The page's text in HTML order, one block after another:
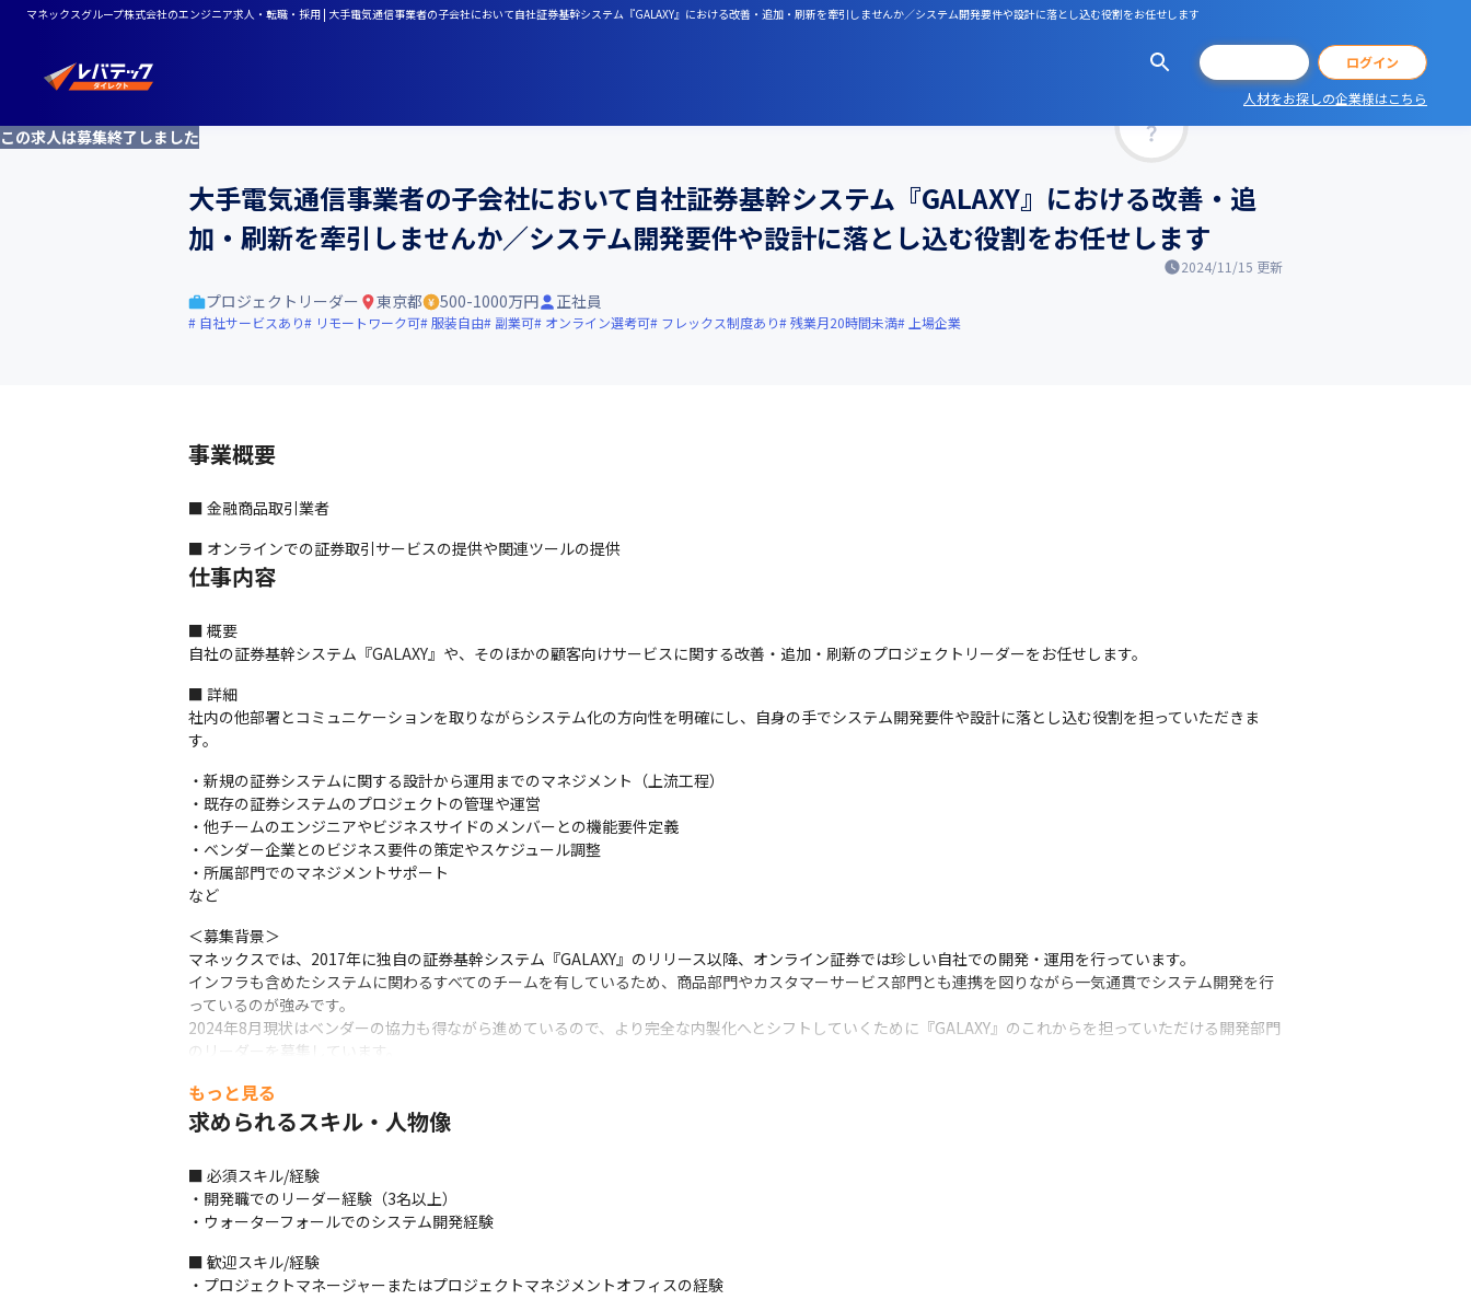
マネックスグループ株式会社のエンジニア求人・転職・採用 | 大手電気通信事業者の子会社において自社証券基幹システム『GALAXY』における改善・追加・刷新を牽引しませんか／システム開発要件や設計に落とし込む役割をお任せします
ログイン
人材をお探しの企業様はこちら
この求人は募集終了しました
大手電気通信事業者の子会社において自社証券基幹システム『GALAXY』における改善・追
加・刷新を牽引しませんか／システム開発要件や設計に落とし込む役割をお任せします
2024/11/15 更新
プロジェクトリーダー 東京都 500-1000万円 正社員
自社サービスあり リモートワーク可 服装自由 副業可 オンライン選考可 フレックス制度あり 残業月20時間未満 上場企業
事業概要
■ 金融商品取引業者
■ オンラインでの証券取引サービスの提供や関連ツールの提供
仕事内容
■ 概要
自社の証券基幹システム『GALAXY』や、そのほかの顧客向けサービスに関する改善・追加・刷新のプロジェクトリーダーをお任せします。
■ 詳細
社内の他部署とコミュニケーションを取りながらシステム化の方向性を明確にし、自身の手でシステム開発要件や設計に落とし込む役割を担っていただきま
す。
・新規の証券システムに関する設計から運用までのマネジメント（上流工程）
・既存の証券システムのプロジェクトの管理や運営
・他チームのエンジニアやビジネスサイドのメンバーとの機能要件定義
・ベンダー企業とのビジネス要件の策定やスケジュール調整
・所属部門でのマネジメントサポート
など
＜募集背景＞
マネックスでは、2017年に独自の証券基幹システム『GALAXY』のリリース以降、オンライン証券では珍しい自社での開発・運用を行っています。
インフラも含めたシステムに関わるすべてのチームを有しているため、商品部門やカスタマーサービス部門とも連携を図りながら一気通貫でシステム開発を行
っているのが強みです。
2024年8月現状はベンダーの協力も得ながら進めているので、より完全な内製化へとシフトしていくために『GALAXY』のこれからを担っていただける開発部門
のリーダーを募集しています。
■ この仕事の面白み、魅力
・自社システムなのでユーザーへより良いサービスを届けるためのシステム開発が可能です
もっと見る
求められるスキル・人物像
■ 必須スキル/経験
・開発職でのリーダー経験（3名以上）
・ウォーターフォールでのシステム開発経験
■ 歓迎スキル/経験
・プロジェクトマネージャーまたはプロジェクトマネジメントオフィスの経験